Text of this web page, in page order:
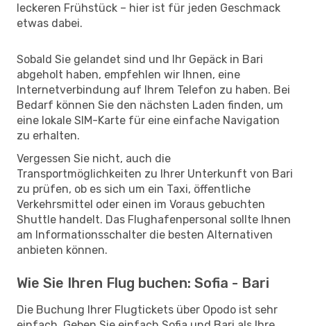
leckeren Frühstück – hier ist für jeden Geschmack
etwas dabei.
Sobald Sie gelandet sind und Ihr Gepäck in Bari
abgeholt haben, empfehlen wir Ihnen, eine
Internetverbindung auf Ihrem Telefon zu haben. Bei
Bedarf können Sie den nächsten Laden finden, um
eine lokale SIM-Karte für eine einfache Navigation
zu erhalten.
Vergessen Sie nicht, auch die
Transportmöglichkeiten zu Ihrer Unterkunft von Bari
zu prüfen, ob es sich um ein Taxi, öffentliche
Verkehrsmittel oder einen im Voraus gebuchten
Shuttle handelt. Das Flughafenpersonal sollte Ihnen
am Informationsschalter die besten Alternativen
anbieten können.
Wie Sie Ihren Flug buchen: Sofia - Bari
Die Buchung Ihrer Flugtickets über Opodo ist sehr